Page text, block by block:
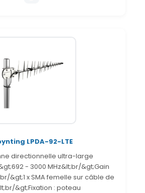
LPDA-92-LTE
directionnelle ultra-large
- 3000 MHz&lt;br/&gt;Gain
&gt;1 x SMA femelle sur câble de
&gt;Fixation : poteau